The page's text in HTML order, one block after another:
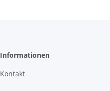
Informationen
Kontakt